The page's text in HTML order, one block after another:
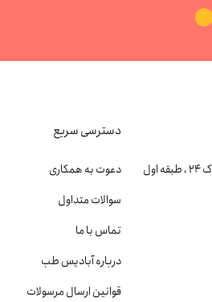
دسترسی سریع
دعوت به همکاری
سوالات متداول
تماس با ما
درباره آبادیس طب
قوانین ارسال مرسولات